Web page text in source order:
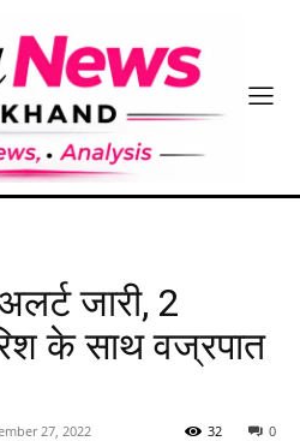
जारी, 2
के साथ वज्रपात
27, 2022 0
32